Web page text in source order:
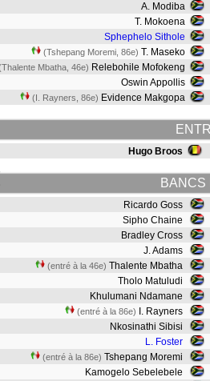
A. Modiba
T. Mokoena
Sphephelo Sithole
(Tshepang Moremi, 86e) T. Maseko
Mbatha, 46e) Relebohile Mofokeng
Oswin Appollis
(I. Rayners, 86e) Evidence Makgopa
Hugo Broos
BANCS
Ricardo Goss
Sipho Chaine
Bradley Cross
J. Adams
(entré à la 46e) Thalente Mbatha
Tholo Matuludi
Khulumani Ndamane
(entré à la 86e)
I. Rayners
Nkosinathi Sibisi
L. Foster
(entré à la 86e) Tshepang Moremi
Kamogelo Sebelebele